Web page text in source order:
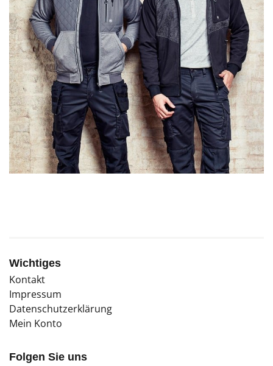
Wichtiges
Kontakt
Impressum
Datenschutzerklärung
Mein Konto
Folgen Sie uns